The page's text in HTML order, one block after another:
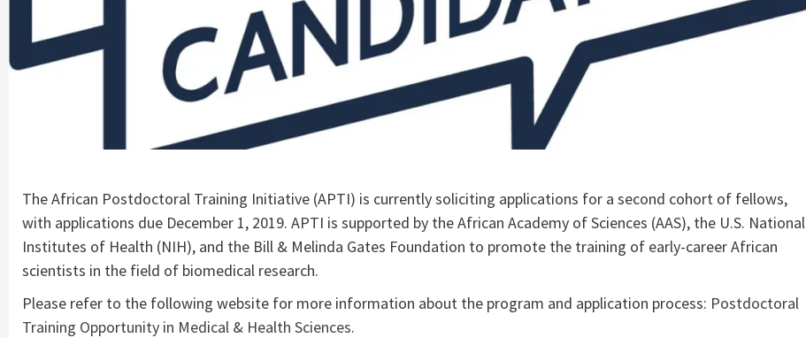
The African Postdoctoral Training Initiative (APTI) is currently soliciting applications for a second cohort of fellows,
with applications due December 1, 2019. APTI is supported by the African Academy of Sciences (AAS), the U.S. National
Institutes of Health (NIH), and the Bill & Melinda Gates Foundation to promote the training of early-career African
scientists in the field of biomedical research.
Please refer to the following website for more information about the program and application process: Postdoctoral
Training Opportunity in Medical & Health Sciences.